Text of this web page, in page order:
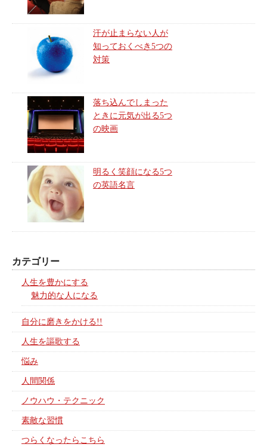
汗が止まらない人が
知っておくべき5つの
対策
落ち込んでしまった
ときに元気が出る5つ
の映画
明るく笑顔になる5つ
の英語名言
カテゴリー
人生を豊かにする
魅力的な人になる
自分に磨きをかける!!
人生を謳歌する
悩み
人間関係
ノウハウ・テクニック
素敵な習慣
つらくなったらこちら